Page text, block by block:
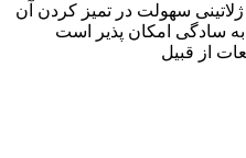
ژلاتینی سهولت در تمیز کردن آن
سادگی امکان پذیر است
از قبیل